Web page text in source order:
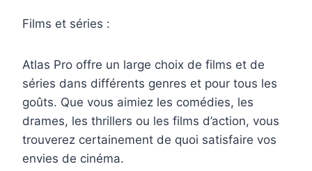
Films et séries :
Atlas Pro offre un large choix de films et de
séries dans différents genres et pour tous les
goûts. Que vous aimiez les comédies, les
drames, les thrillers ou les films d’action, vous
trouverez certainement de quoi satisfaire vos
envies de cinéma.